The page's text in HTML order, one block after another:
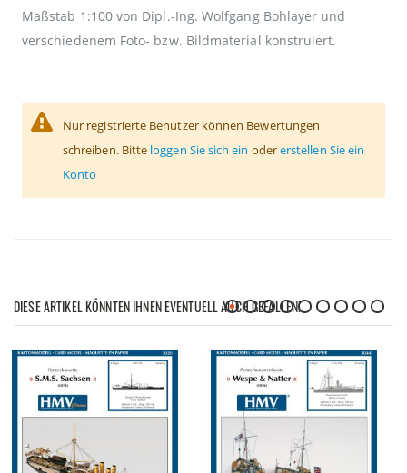
Maßstab 1:100 von Dipl.-Ing. Wolfgang Bohlayer und
verschiedenem Foto- bzw. Bildmaterial konstruiert.
Nur registrierte Benutzer können Bewertungen
schreiben. Bitte loggen Sie sich ein odererstellen Sie ein
Konto
DIESE ARTIKEL KÖNNTEN IHNEN EVENTUELL AUCH GEFALLEN!